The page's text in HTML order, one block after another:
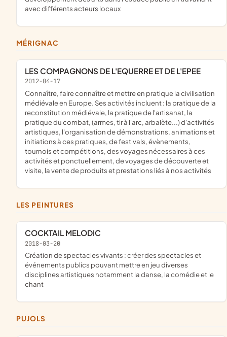
avec différents acteurs locaux
MÉRIGNAC
LES COMPAGNONS DE L'EQUERRE ET DE L'EPEE
2012-04-17
connaître, faire connaître et mettre en pratique la civilisation
médiévale en Europe. Ses activités incluent : la pratique de la
reconstitution médiévale, la pratique de l'artisanat, la
pratique du combat, (armes, tir à l'arc, arbalète...) d'activités
artistiques, l'organisation de démonstrations, animations et
initiations à ces pratiques, de festivals, évènements,
tournois et compétitions, des voyages nécessaires à ces
activités et ponctuellement, de voyages de découverte et
visite, la vente de produits et prestations liés à nos activités
LES PEINTURES
COCKTAIL MELODIC
2018-03-20
création de spectacles vivants : créer des spectacles et
événements publics pouvant mettre en jeu diverses
disciplines artistiques notamment la danse, la comédie et le
chant
PUJOLS